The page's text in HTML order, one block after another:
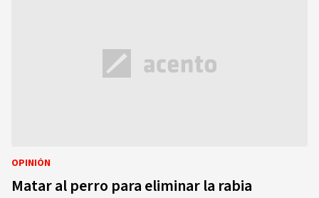
OPINIÓN
Matar al perro para eliminar la rabia